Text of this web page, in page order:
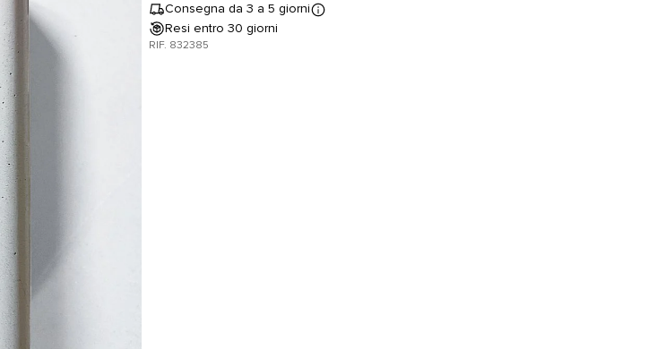
Consegna da 3 a 5 giorni
Resi entro 30 giorni
RIF. 832385